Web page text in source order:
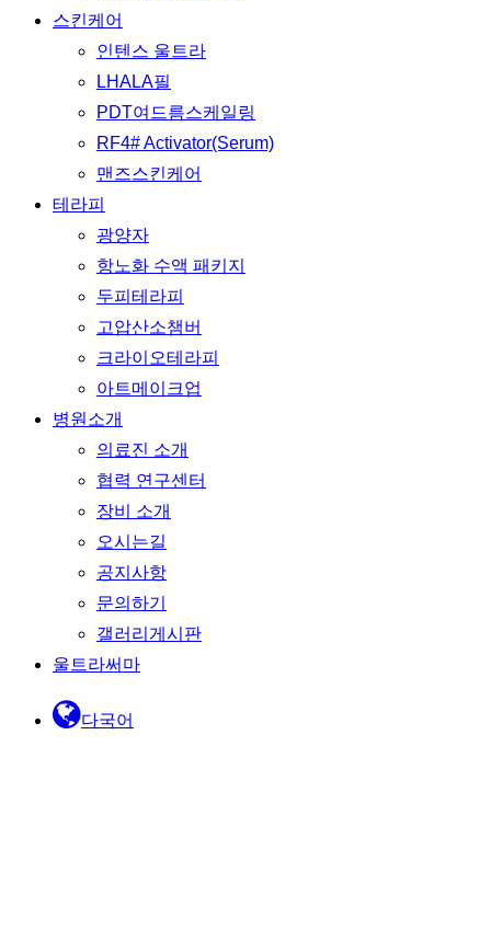
스킨케어
인텐스 울트라
LHALA필
PDT여드름스케일링
RF4# Activator(Serum)
맨즈스킨케어
테라피
광양자
항노화 수액 패키지
두피테라피
고압산소챔버
크라이오테라피
아트메이크업
병원소개
의료진 소개
협력 연구센터
장비 소개
오시는길
공지사항
문의하기
갤러리게시판
울트라써마
다국어